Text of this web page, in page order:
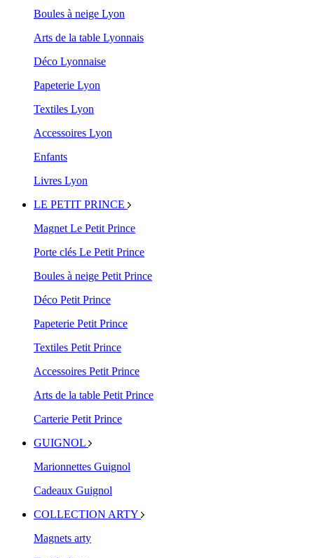
Boules à neige Lyon
Arts de la table Lyonnais
Déco Lyonnaise
Papeterie Lyon
Textiles Lyon
Accessoires Lyon
Enfants
Livres Lyon
LE PETIT PRINCE
Magnet Le Petit Prince
Porte clés Le Petit Prince
Boules à neige Petit Prince
Déco Petit Prince
Papeterie Petit Prince
Textiles Petit Prince
Accessoires Petit Prince
Arts de la table Petit Prince
Carterie Petit Prince
GUIGNOL
Marionnettes Guignol
Cadeaux Guignol
COLLECTION ARTY
Magnets arty